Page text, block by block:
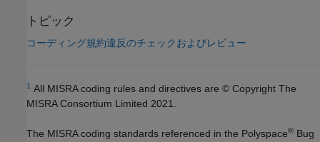
トピック
コーディング規約違反のチェックおよびレビュー
1 All MISRA coding rules and directives are © Copyright The
MISRA Consortium Limited 2021.
The MISRA coding standards referenced in the Polyspace® Bug